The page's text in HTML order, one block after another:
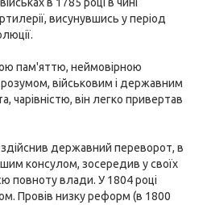
висунувшись у період
пам'яттю, неймовірною
військовим і державним
чарівністю, він легко привертав
здійснив державний переворот, в
консулом, зосередив у своїх
повноту влади. У 1804 році
Провів низку реформ (в 1800